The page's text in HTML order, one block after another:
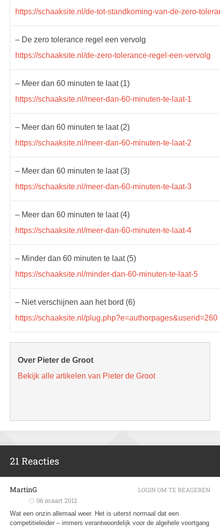
https://schaaksite.nl/de-tot-standkoming-van-de-zero-
– De zero tolerance regel een vervolg
https://schaaksite.nl/de-zero-tolerance-regel-een-vervolg
– Meer dan 60 minuten te laat (1)
https://schaaksite.nl/meer-dan-60-minuten-te-laat-1
– Meer dan 60 minuten te laat (2)
https://schaaksite.nl/meer-dan-60-minuten-te-laat-2
– Meer dan 60 minuten te laat (3)
https://schaaksite.nl/meer-dan-60-minuten-te-laat-3
– Meer dan 60 minuten te laat (4)
https://schaaksite.nl/meer-dan-60-minuten-te-laat-4
– Minder dan 60 minuten te laat (5)
https://schaaksite.nl/minder-dan-60-minuten-te-laat-5
– Niet verschijnen aan het bord (6)
https://schaaksite.nl/plug.php?e=authorpages&userid=260
Over Pieter de Groot
Bekijk alle artikelen van Pieter de Groot
21 Reacties
MartinG
06 maart 2012
Wat een onzin allemaal weer. Het is uiterst normaal dat een
competitieleider – immers verantwoordelijk voor de algehele voortgang
LOGIN OM TE REAGEREN